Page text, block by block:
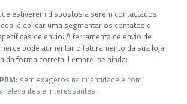
estiverem dispostos a serem contactados
é aplicar uma segmentar os contatos e
de envio. A ferramenta de envio de
pode aumentar o faturamento da sua loja
da forma correta. Lembre-se ainda:
sem exageros na quantidade e com
relevantes e interessantes.